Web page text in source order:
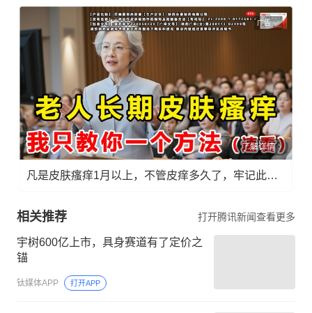
广告
了解详情
凡是皮肤瘙痒1月以上，不管皮痒多久了，牢记此法，快！准！狠！
相关推荐 打开腾讯新闻查看更多
宇树600亿上市，具身赛道有了定价之
锚
钛媒体APP 打开APP